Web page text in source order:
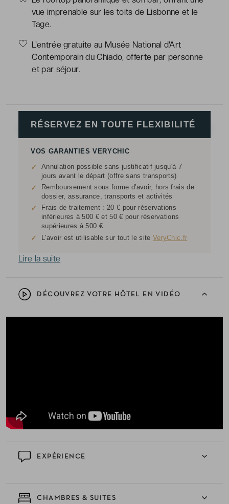
vue imprenable sur les toits de Lisbonne et le
Tage.
L'entrée gratuite au Musée National d'Art
Contemporain du Chiado, offerte par personne
et par séjour.
DÉCOUVREZ VOTRE HÔTEL EN VIDÉO
EXPÉRIENCE
CHAMBRES & SUITES
RÉSERVEZ EN TOUTE FLEXIBILITÉ
VOS GARANTIES VERYCHIC
✓
Annulation possible sans justificatif jusqu'à 7
jours avant le départ (offre sans transports)
✓
Remboursement sous forme d'avoir, hors frais de
dossier, assurance, transports et activités
✓
Frais de traitement : 20 € pour réservations
inférieures à 500 € et 50 € pour réservations
supérieures à 500 €
✓ L'avoir est utilisable sur tout le site VeryChic.fr
Lire la suite